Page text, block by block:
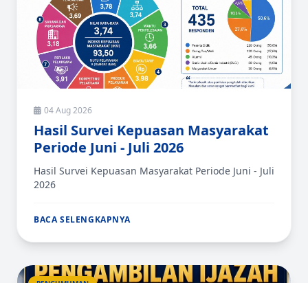
04 Aug 2026
Hasil Survei Kepuasan Masyarakat
Periode Juni - Juli 2026
Hasil Survei Kepuasan Masyarakat Periode Juni - Juli
2026
BACA SELENGKAPNYA